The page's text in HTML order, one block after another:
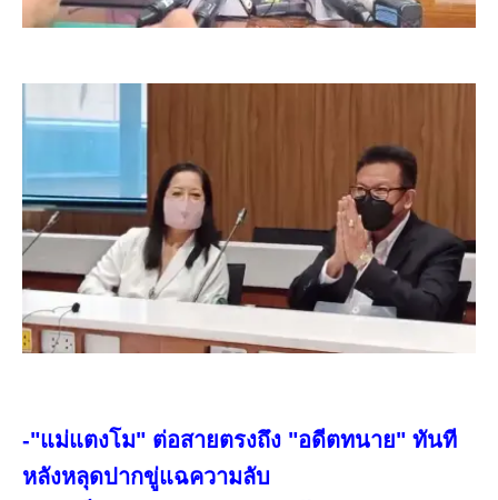
-"แม่แตงโม" ต่อสายตรงถึง "อดีตทนาย" ทันที
หลังหลุดปากขู่แฉความลับ